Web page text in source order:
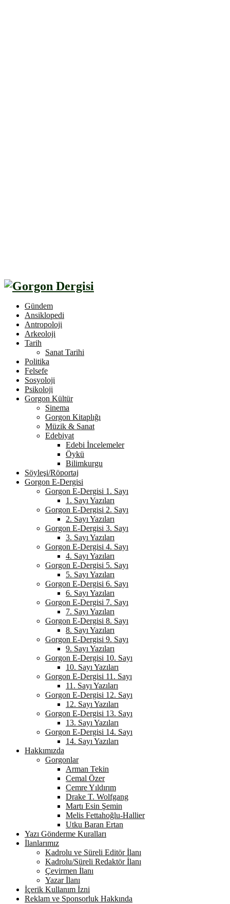
Gündem
Ansiklopedi
Antropoloji
Arkeoloji
Tarih
Sanat Tarihi
Politika
Felsefe
Sosyoloji
Psikoloji
Gorgon Kültür
Sinema
Gorgon Kitaplığı
Müzik & Sanat
Edebiyat
Edebi İncelemeler
Öykü
Bilimkurgu
Söyleşi/Röportaj
Gorgon E-Dergisi
Gorgon E-Dergisi 1. Sayı
1. Sayı Yazıları
Gorgon E-Dergisi 2. Sayı
2. Sayı Yazıları
Gorgon E-Dergisi 3. Sayı
3. Sayı Yazıları
Gorgon E-Dergisi 4. Sayı
4. Sayı Yazıları
Gorgon E-Dergisi 5. Sayı
5. Sayı Yazıları
Gorgon E-Dergisi 6. Sayı
6. Sayı Yazıları
Gorgon E-Dergisi 7. Sayı
7. Sayı Yazıları
Gorgon E-Dergisi 8. Sayı
8. Sayı Yazıları
Gorgon E-Dergisi 9. Sayı
9. Sayı Yazıları
Gorgon E-Dergisi 10. Sayı
10. Sayı Yazıları
Gorgon E-Dergisi 11. Sayı
11. Sayı Yazıları
Gorgon E-Dergisi 12. Sayı
12. Sayı Yazıları
Gorgon E-Dergisi 13. Sayı
13. Sayı Yazıları
Gorgon E-Dergisi 14. Sayı
14. Sayı Yazıları
Hakkımızda
Gorgonlar
Arman Tekin
Cemal Özer
Cemre Yıldırım
Drake T. Wolfgang
Martı Esin Şemin
Melis Fettahoğlu-Hallier
Utku Baran Ertan
Yazı Gönderme Kuralları
İlanlarımız
Kadrolu ve Süreli Editör İlanı
Kadrolu/Süreli Redaktör İlanı
Çevirmen İlanı
Yazar İlanı
İçerik Kullanım İzni
Reklam ve Sponsorluk Hakkında